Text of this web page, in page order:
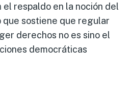
respaldo en la noción del
sostiene que regular
derechos no es sino el
democráticas